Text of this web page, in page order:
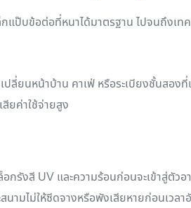
ป๊บข้อต่อที่หนาได้มาตรฐาน ไปจนถึงเท
ยนหน้าบ้าน คาเฟ่ หรือระเบียงชั้นสอง
ยค่าใช้จ่ายสูง
อกรังสี UV และความร้อนก่อนจะเข้าสู่
นามไม่ให้ซีดจางหรือพังเสียหายก่อนเวลา